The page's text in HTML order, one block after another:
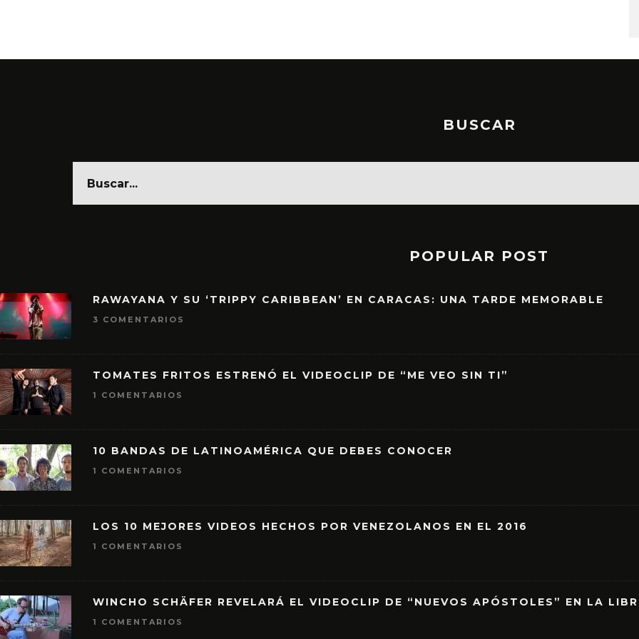
BUSCAR
POPULAR POST
RAWAYANA Y SU ‘TRIPPY CARIBBEAN’ EN CARACAS: UNA TARDE MEMORABLE
3 COMENTARIOS
TOMATES FRITOS ESTRENÓ EL VIDEOCLIP DE “ME VEO SIN TI”
1 COMENTARIOS
10 BANDAS DE LATINOAMÉRICA QUE DEBES CONOCER
1 COMENTARIOS
LOS 10 MEJORES VIDEOS HECHOS POR VENEZOLANOS EN EL 2016
1 COMENTARIOS
WINCHO SCHÄFER REVELARÁ EL VIDEOCLIP DE “NUEVOS APÓSTOLES” EN LA
1 COMENTARIOS